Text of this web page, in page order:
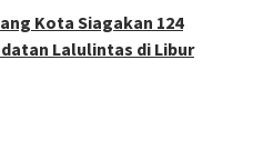
Kota Siagakan 124
Lalulintas di Libur